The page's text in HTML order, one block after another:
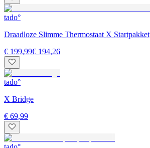
tado°
Draadloze Slimme Thermostaat X Startpakket
€ 199,99€ 194,26
tado°
X Bridge
€ 69,99